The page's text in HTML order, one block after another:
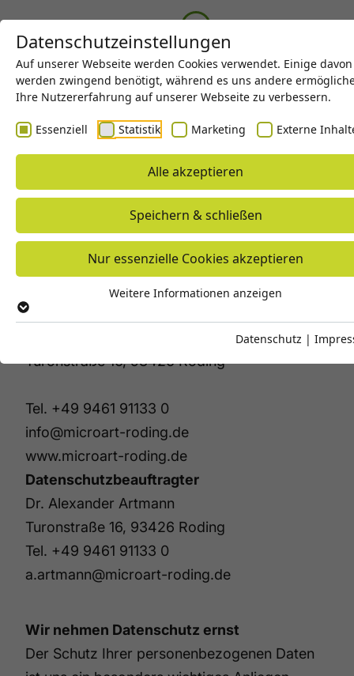
Datenschutz
Sämtliche Informationen, Daten, Dokumente
und oder ähnliche Angaben („Informationen“)
auf den Websites der microart GmbH & Co.
KG unterliegen den nachfolgenden
Bestimmungen:
Datenschutz
Verantwortliche Stelle
Turonstraße 16, 93426 Roding
Tel. +49 9461 91133 0
info@microart-roding.de
www.microart-roding.de
Datenschutzbeauftragter
Dr. Alexander Artmann
Turonstraße 16, 93426 Roding
Tel. +49 9461 91133 0
a.artmann@microart-roding.de
Wir nehmen Datenschutz ernst
Der Schutz Ihrer personenbezogenen Daten
Datenschutzeinstellungen
Auf unserer Webseite werden Cookies verwendet. Einige davon
werden zwingend benötigt, während es uns andere
Ihre Nutzererfahrung auf unserer Webseite zu verbessern.
Essenziell Statistik Marketing Externe
Alle akzeptieren
Speichern & schließen
Nur essenzielle Cookies akzeptieren
Weitere Informationen anzeigen
Datenschutz |